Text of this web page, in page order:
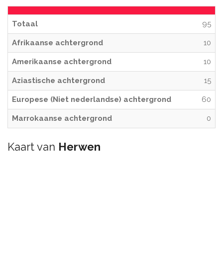
Totaal 95
Afrikaanse achtergrond 10
Amerikaanse achtergrond 10
Aziastische achtergrond 15
Europese (Niet nederlandse) achtergrond 60
Marrokaanse achtergrond 0
Kaart van Herwen